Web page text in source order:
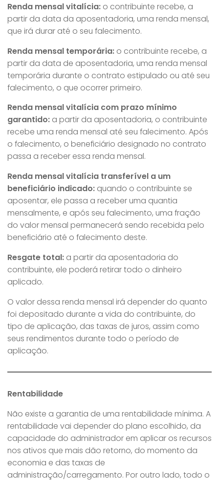
Renda mensal vitalícia: o contribuinte recebe, a
partir da data da aposentadoria, uma renda mensal,
que irá durar até o seu falecimento.
Renda mensal temporária: o contribuinte recebe, a
partir da data de aposentadoria, uma renda mensal
temporária durante o contrato estipulado ou até seu
falecimento, o que ocorrer primeiro.
Renda mensal vitalícia com prazo mínimo
garantido: a partir da aposentadoria, o contribuinte
recebe uma renda mensal até seu falecimento. Após
o falecimento, o beneficiário designado no contrato
passa a receber essa renda mensal.
Renda mensal vitalícia transferível a um
beneficiário indicado: quando o contribuinte se
aposentar, ele passa a receber uma quantia
mensalmente, e após seu falecimento, uma fração
do valor mensal permanecerá sendo recebida pelo
beneficiário até o falecimento deste.
Resgate total: a partir da aposentadoria do
contribuinte, ele poderá retirar todo o dinheiro
aplicado.
O valor dessa renda mensal irá depender do quanto
foi depositado durante a vida do contribuinte, do
tipo de aplicação, das taxas de juros, assim como
seus rendimentos durante todo o período de
aplicação.
Rentabilidade
Não existe a garantia de uma rentabilidade mínima. A
rentabilidade vai depender do plano escolhido, da
capacidade do administrador em aplicar os recursos
nos ativos que mais dão retorno, do momento da
economia e das taxas de
administração/carregamento. Por outro lado, todo o